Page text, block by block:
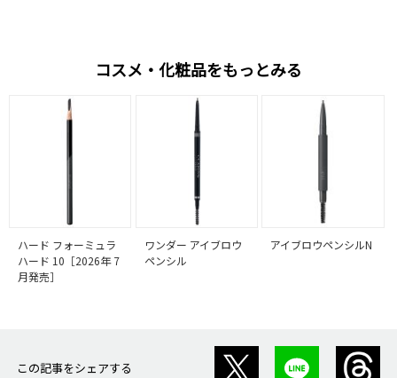
コスメ・化粧品をもっとみる
ハード フォーミュラ
ハード 10［2026年 7
月発売］
ワンダー アイブロウ
ペンシル
アイブロウペンシルN
この記事をシェアする